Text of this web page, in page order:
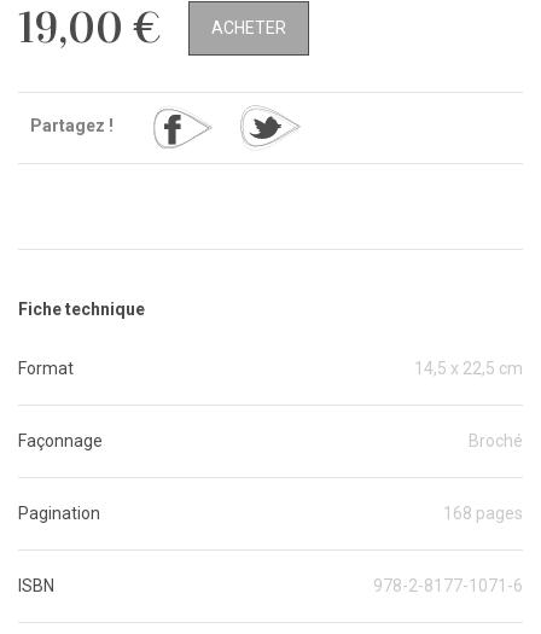
19,00 € ACHETER
Partagez !
Fiche technique
Format 14,5 x 22,5 cm
Façonnage Broché
Pagination 168 pages
ISBN 978-2-8177-1071-6